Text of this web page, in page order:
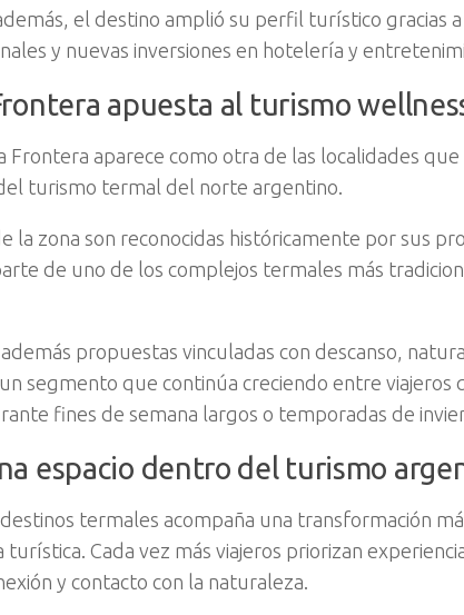
el destino amplió su perfil turístico gracias
y nuevas inversiones en hotelería y
apuesta al turismo
Frontera aparece como otra de las localidades que
turismo termal del norte argentino.
la zona son reconocidas históricamente por sus
de uno de los complejos termales más
propuestas vinculadas con descanso,
segmento que continúa creciendo entre viajeros
fines de semana largos o temporadas de
espacio dentro del turismo
termales acompaña una transformación
Cada vez más viajeros priorizan
y contacto con la naturaleza.